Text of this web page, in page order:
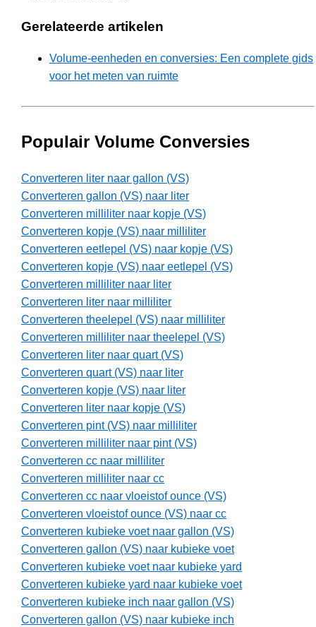
Gerelateerde artikelen
Volume-eenheden en conversies: Een complete gids
voor het meten van ruimte
Populair Volume Conversies
Converteren liter naar gallon (VS)
Converteren gallon (VS) naar liter
Converteren milliliter naar kopje (VS)
Converteren kopje (VS) naar milliliter
Converteren eetlepel (VS) naar kopje (VS)
Converteren kopje (VS) naar eetlepel (VS)
Converteren milliliter naar liter
Converteren liter naar milliliter
Converteren theelepel (VS) naar milliliter
Converteren milliliter naar theelepel (VS)
Converteren liter naar quart (VS)
Converteren quart (VS) naar liter
Converteren kopje (VS) naar liter
Converteren liter naar kopje (VS)
Converteren pint (VS) naar milliliter
Converteren milliliter naar pint (VS)
Converteren cc naar milliliter
Converteren milliliter naar cc
Converteren cc naar vloeistof ounce (VS)
Converteren vloeistof ounce (VS) naar cc
Converteren kubieke voet naar gallon (VS)
Converteren gallon (VS) naar kubieke voet
Converteren kubieke voet naar kubieke yard
Converteren kubieke yard naar kubieke voet
Converteren kubieke inch naar gallon (VS)
Converteren gallon (VS) naar kubieke inch